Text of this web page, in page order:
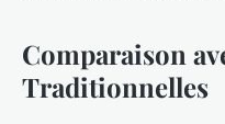
Comparaison
Traditionnelles